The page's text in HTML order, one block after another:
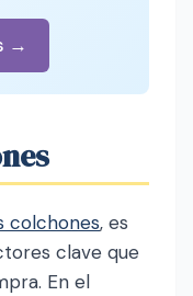
→
colchones, es
clave que
En el